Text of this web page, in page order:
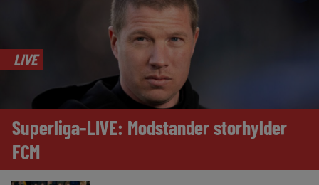
LIVE
Superliga-LIVE: Modstander storhylder
FCM